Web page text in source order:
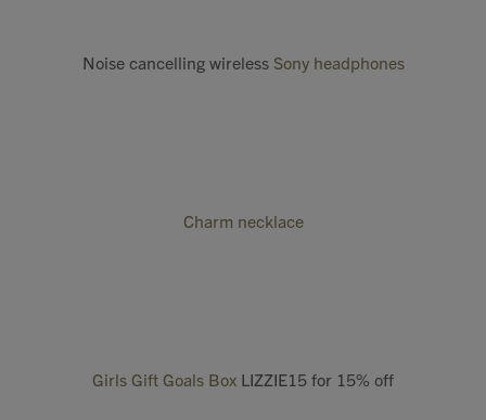
Noise cancelling wireless Sony headphones
Charm necklace
Girls Gift Goals Box LIZZIE15 for 15% off